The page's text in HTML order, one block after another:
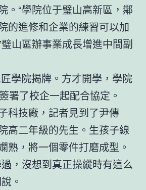
。“學院位于璧山高新區，鄰
的進修和企業的練習可以加
山區辦事業成長增進中間副
學院揭牌。方才開學，學院
署了校企一起配合協定。
科技廠，記者見到了尹傳
高二年級的先生。生孩子線
熟，將一個零件打磨成型。
，沒想到真正操縱時有這么
。